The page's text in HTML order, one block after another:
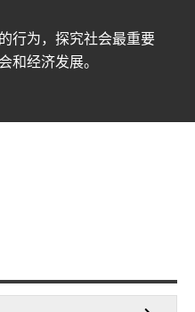
行为，探究社会最重要
和经济发展。